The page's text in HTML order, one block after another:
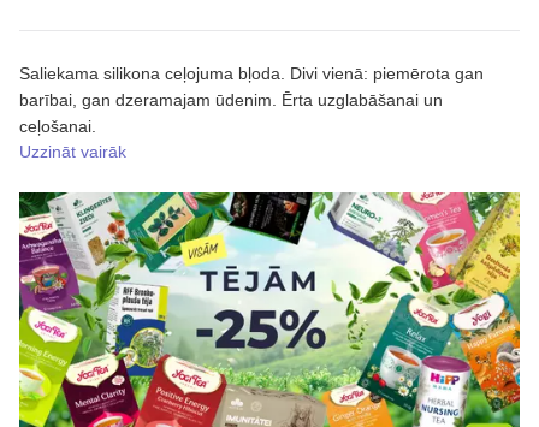
Saliekama silikona ceļojuma bļoda. Divi vienā: piemērota gan
barībai, gan dzeramajam ūdenim. Ērta uzglabāšanai un
ceļošanai.
Uzzināt vairāk